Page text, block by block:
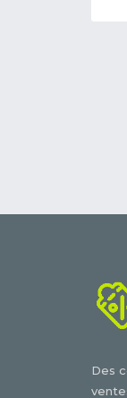
Des